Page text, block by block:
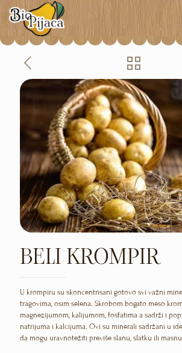
BELI KROMPIR
U krompiru su skoncentrisani gotovo svi važni
tragovima, osim selena. Skrobom bogato meso
magnezijumom, kalijumom, fosfatima a sadrži i
natrijuma i kalcijuma. Ovi su minerali sadržani u
da mogu uravnotežiti previše slanu, slatku ili